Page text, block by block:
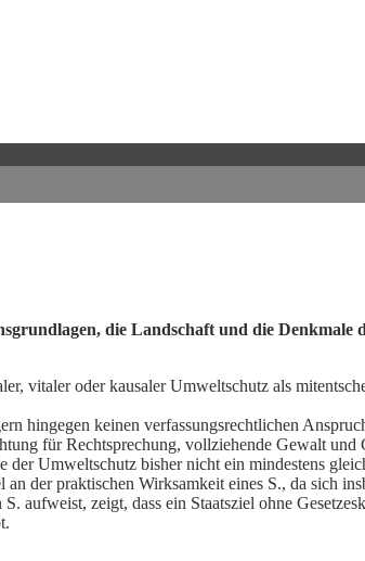
die Landschaft und die Denkmale
vitaler oder kausalerUmweltschutz als
hingegen keinen verfassungsrechtlichen
für Rechtsprechung, vollziehende Gewalt und
derUmweltschutz bisher nicht ein mindestens
der praktischen Wirksamkeit eines S., da sich
aufweist, zeigt, dass ein Staatsziel ohne